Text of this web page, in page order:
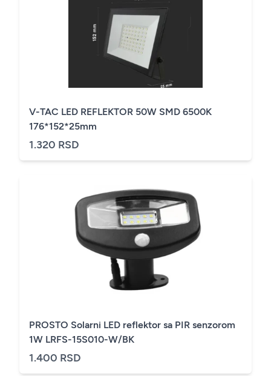
V-TAC LED REFLEKTOR 50W SMD 6500K
176*152*25mm
1.320 RSD
PROSTO Solarni LED reflektor sa PIR senzorom
1W LRFS-15S010-W/BK
1.400 RSD